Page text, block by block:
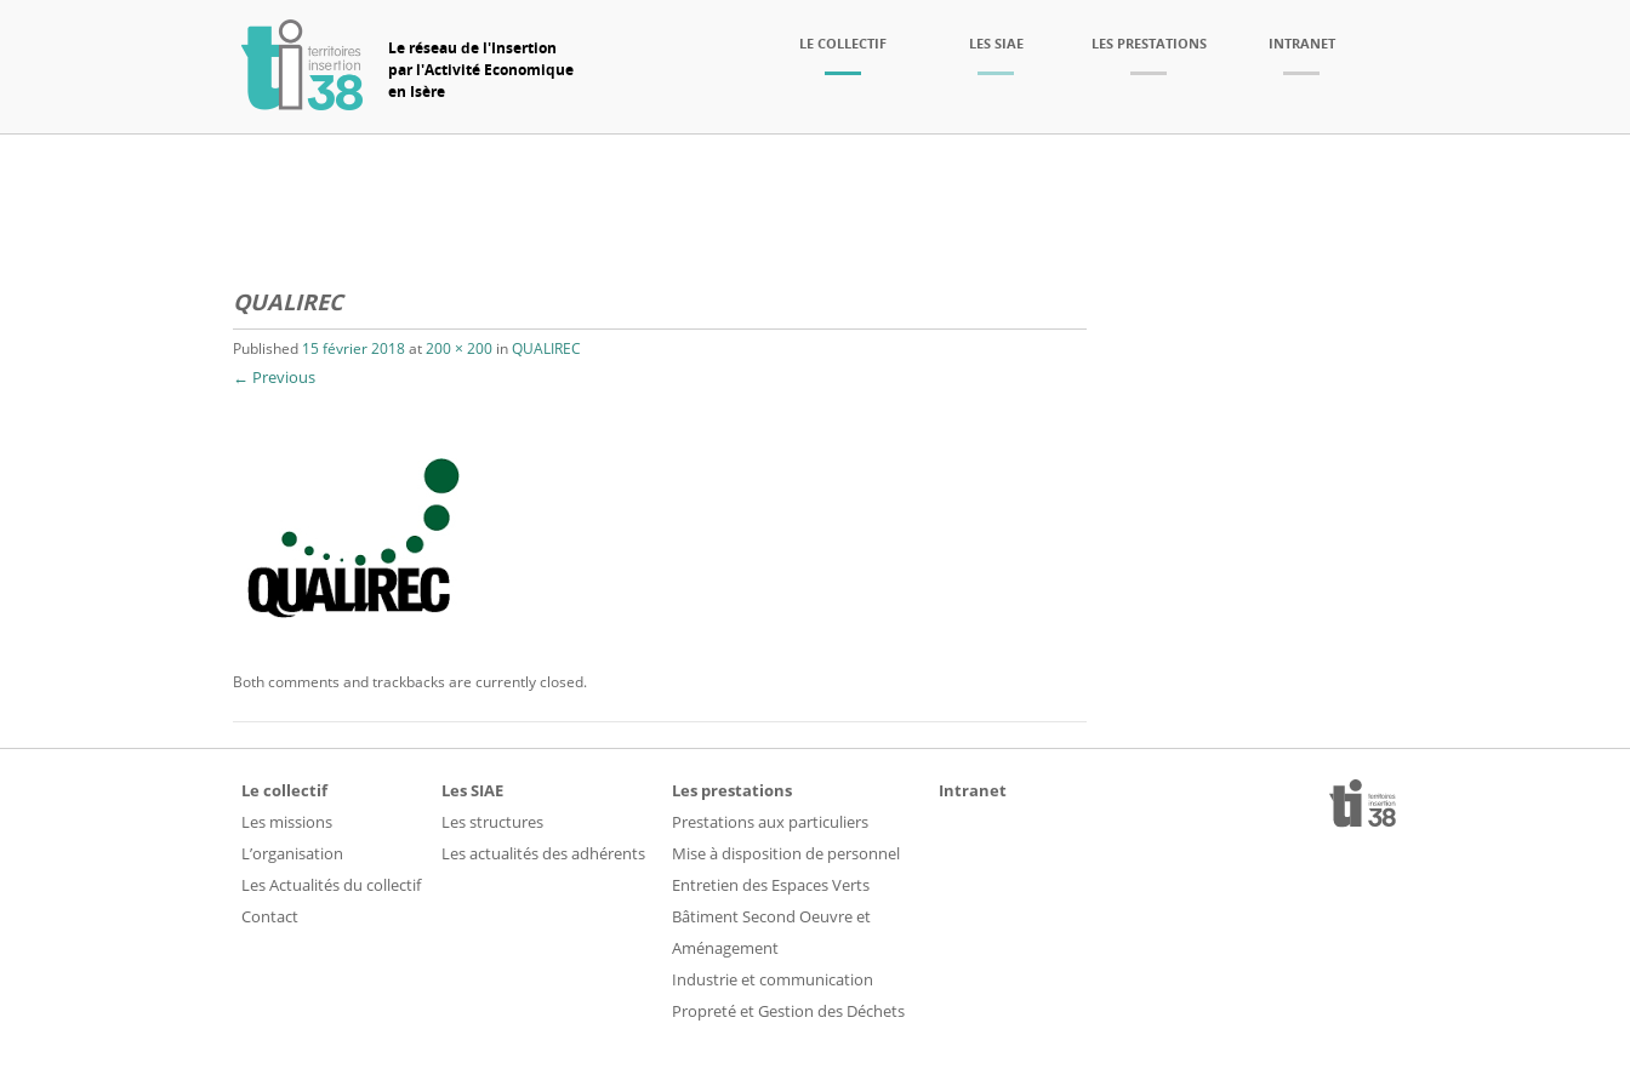
Le réseau de l'Insertion
par l'Activité Economique
en Isère
LE COLLECTIF LES SIAE LES PRESTATIONS INTRANET
QUALIREC
Published 15 février 2018at200 × 200 inQUALIREC
← Previous
Both comments and trackbacks are currently closed.
Le collectif
Les missions
L’organisation
Les Actualités du collectif
Contact
Les SIAE
Les structures
Les actualités des adhérents
Les prestations
Prestations aux particuliers
Mise à disposition de personnel
Entretien des Espaces Verts
Bâtiment Second Oeuvre et
Aménagement
Industrie et communication
Propreté et Gestion des Déchets
Intranet